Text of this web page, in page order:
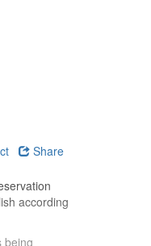
Share
according
being